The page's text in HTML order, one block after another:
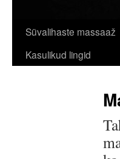
Liigu
sisu
Süvalihaste massaaž
Kasulikud lingid